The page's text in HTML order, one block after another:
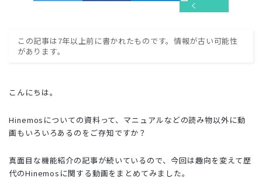
く
この記事は7年以上前に書かれたものです。情報が古い可能性
があります。
こんにちは。
Hinemosについての資料って、マニュアルなどの読み物以外に動
画もいろいろあるのをご存知ですか？
真面目な機能紹介の記事が続いているので、今回は趣向を変えて歴
代のHinemosに関する動画をまとめてみました。